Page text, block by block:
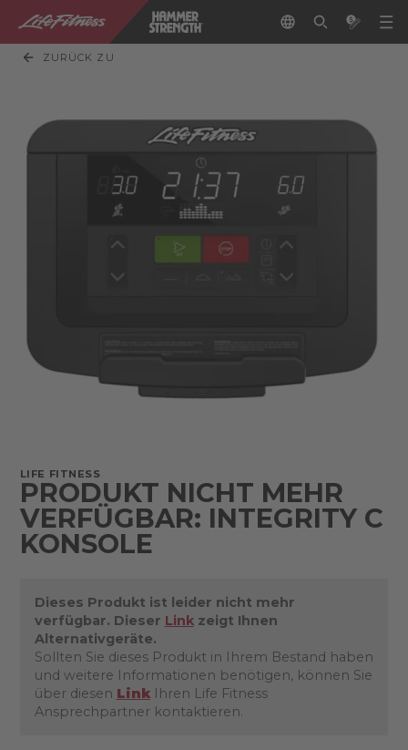
ZURÜCK ZU
LIFE FITNESS
PRODUKT NICHT MEHR
VERFÜGBAR: INTEGRITY C
KONSOLE
Dieses Produkt ist leider nicht mehr
verfügbar. Dieser Linkzeigt Ihnen
Alternativgeräte.
Sollten Sie dieses Produkt in Ihrem Bestand haben
und weitere Informationen benötigen, können Sie
über diesen LinkIhren Life Fitness
Ansprechpartner kontaktieren.